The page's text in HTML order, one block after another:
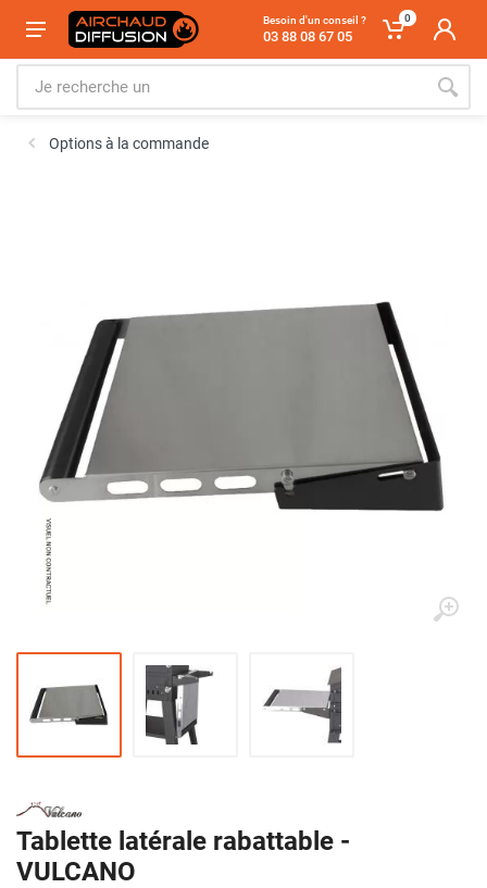
Besoin d'un conseil ?
03 88 08 67 05
0
Options à la commande
Tablette latérale rabattable -
VULCANO